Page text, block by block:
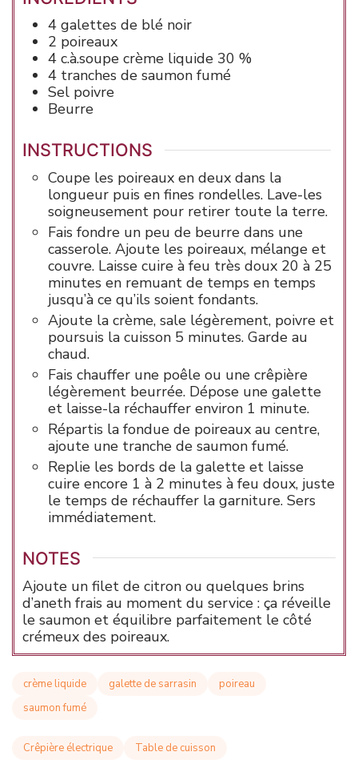
4 galettes de blé noir
2 poireaux
4 c.à.soupe crème liquide 30 %
4 tranches de saumon fumé
Sel poivre
Beurre
INSTRUCTIONS
Coupe les poireaux en deux dans la
longueur puis en fines rondelles. Lave-les
soigneusement pour retirer toute la terre.
Fais fondre un peu de beurre dans une
casserole. Ajoute les poireaux, mélange et
couvre. Laisse cuire à feu très doux 20 à 25
minutes en remuant de temps en temps
jusqu’à ce qu’ils soient fondants.
Ajoute la crème, sale légèrement, poivre et
poursuis la cuisson 5 minutes. Garde au
chaud.
Fais chauffer une poêle ou une crêpière
légèrement beurrée. Dépose une galette
et laisse-la réchauffer environ 1 minute.
Répartis la fondue de poireaux au centre,
ajoute une tranche de saumon fumé.
Replie les bords de la galette et laisse
cuire encore 1 à 2 minutes à feu doux, juste
le temps de réchauffer la garniture. Sers
immédiatement.
NOTES
Ajoute un filet de citron ou quelques brins
d’aneth frais au moment du service : ça réveille
le saumon et équilibre parfaitement le côté
crémeux des poireaux.
crème liquide galette de sarrasin
poireau
saumon fumé
Crêpière électrique Table de cuisson